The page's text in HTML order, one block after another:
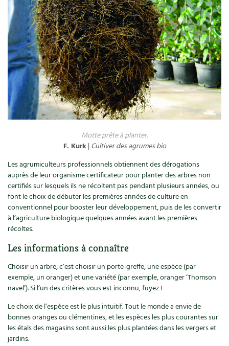
Recettes végétariennes et vegan
Habitat écologique
Conception et gros oeuvre
Matériaux écologiques
Énergie
Entretien de la maison
Décoration et petit bricolage
Santé et bien-être
Les plantes et leurs vertus
Société et alternatives
Vivre l’écologie
Protéger la nature
Trucs & astuces
Expés
Trocs & petites annonces
Appels à témoignage
Bonnes adresses
Liste des pépiniéristes
Mieux consommer
Motte prête à planter.
F. Kurk| Cultiver des agrumes bio
Les agrumiculteurs professionnels obtiennent des dérogations
auprès de leur organisme certificateur pour planter des arbres non
certifiés sur lesquels ils ne récoltent pas pendant plusieurs années, ou
font le choix de débuter les premières années de culture en
conventionnel pour booster leur développement, puis de les convertir
à l’agriculture biologique quelques années avant les premières
récoltes.
Les informations à connaître
Choisir un arbre, c’est choisir un porte-greffe, une espèce (par
exemple, un oranger) et une variété (par exemple, oranger ‘Thomson
navel’). Si l’un des critères vous est inconnu, fuyez !
Le choix de l’espèce est le plus intuitif. Tout le monde a envie de
bonnes oranges ou clémentines, et les espèces les plus courantes sur
les étals des magasins sont aussi les plus plantées dans les vergers et
jardins.